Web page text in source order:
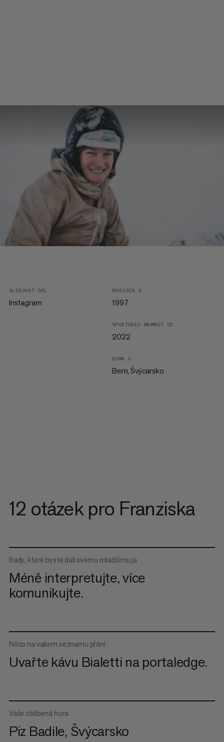
SLEDOVAT DÁL
Instagram
NAROZEN V
1997
SPORTOVEC MAMMUT OD
2022
DOMA V
Bern, Švýcarsko
12 otázek pro Franziska
Rady, které byste dali svému mladšímu já
Méně interpretujte, více
komunikujte.
Něco na vašem seznamu přání
Uvařte kávu Bialetti na portaledge.
Vaše oblíbená hora
Piz Badile, Švýcarsko